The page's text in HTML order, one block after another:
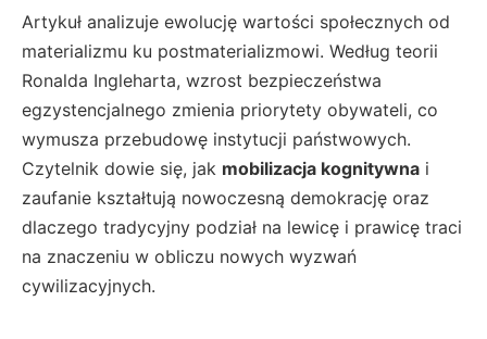
Artykuł analizuje ewolucję wartości społecznych od
materializmu ku postmaterializmowi. Według teorii
Ronalda Ingleharta, wzrost bezpieczeństwa
egzystencjalnego zmienia priorytety obywateli, co
wymusza przebudowę instytucji państwowych.
Czytelnik dowie się, jak mobilizacja kognitywna i
zaufanie kształtują nowoczesną demokrację oraz
dlaczego tradycyjny podział na lewicę i prawicę traci
na znaczeniu w obliczu nowych wyzwań
cywilizacyjnych.